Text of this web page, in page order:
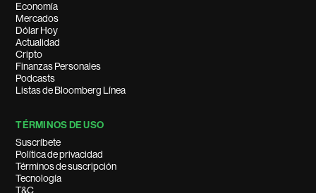
Economía
Mercados
Dólar Hoy
Actualidad
Cripto
Finanzas Personales
Podcasts
Listas de Bloomberg Línea
TÉRMINOS DE USO
Suscríbete
Política de privacidad
Términos de suscripción
Tecnología
T&C